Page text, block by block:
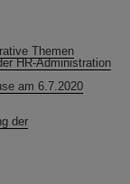
Themen
HR-Administration
am 6.7.2020
der